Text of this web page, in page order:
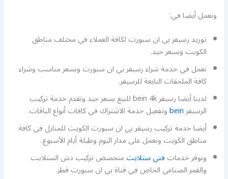
ونعمل أيضا في:
توريد رسيفر بي ان سبورت لكافة العملاء في مختلف مناطق
الكويت وبسعر حيد.
نعمل في خدمة شراء رسيفر بي ان سبورت وبسعر مناسب وشراء
كافة الملحقات التابعة للرسيفر.
لدينا أيضا رسيفر bein 4k للبيع بسعر جيد ونقدم خدمة تركيب
الرسيفرbeinوتفعيل خدمة الاشتراك في كافات أنواع الباقات.
أيضا خدمة تركيب رسيفر بي ان سبورت الكويت للمنازل في كافة
مناطق الكويت ونعمل على مدار اليوم وطيلة أيام الأسبوع.
ونوفر خدماتفني ستلايتمتخصص تركيب دش الستلايت
والقمر الصناعي الخاص في قناة بي ان سبورت قطر.